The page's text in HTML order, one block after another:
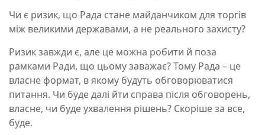
Чи є ризик, що Рада стане майданчиком для торгів
між великими державами, а не реального захисту?
Ризик завжди є, але це можна робити й поза
рамками Ради, що цьому заважає? Тому Рада – це
власне формат, в якому будуть обговорюватися
питання. Чи буде далі йти справа після обговорень,
власне, чи буде ухвалення рішень? Скоріше за все,
буде.